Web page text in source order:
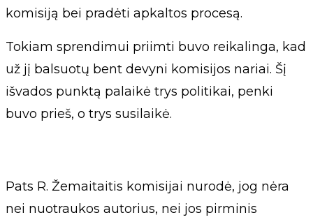
komisiją bei pradėti apkaltos procesą.
Tokiam sprendimui priimti buvo reikalinga, kad
už jį balsuotų bent devyni komisijos nariai. Šį
išvados punktą palaikė trys politikai, penki
buvo prieš, o trys susilaikė.
Pats R. Žemaitaitis komisijai nurodė, jog nėra
nei nuotraukos autorius, nei jos pirminis